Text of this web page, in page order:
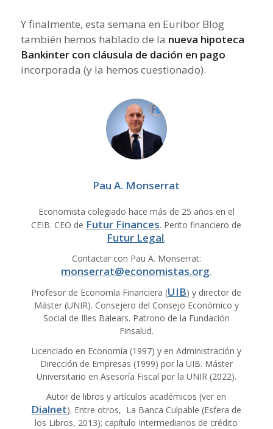
Y finalmente, esta semana en Euribor Blog
también hemos hablado de la nueva hipoteca
Bankinter con cláusula de dación en pago
incorporada (y la hemos cuestionado).
Pau A. Monserrat
Economista colegiado hace más de 25 años en el
CEIB. CEO de Futur Finances. Perito financiero de
Futur Legal.
Contactar con Pau A. Monserrat:
monserrat@economistas.org.
Profesor de Economía Financiera (UIB) y director de
Máster (UNIR). Consejero del Consejo Económico y
Social de Illes Balears. Patrono de la Fundación
Finsalud.
Licenciado en Economía (1997) y en Administración y
Dirección de Empresas (1999) por la UIB. Máster
Universitario en Asesoría Fiscal por la UNIR (2022).
Autor de libros y artículos académicos (ver en
Dialnet). Entre otros, La Banca Culpable (Esfera de
los Libros, 2013); capítulo Intermediarios de crédito